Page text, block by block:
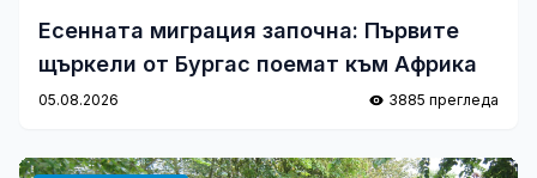
Есенната миграция започна: Първите
щъркели от Бургас поемат към Африка
05.08.2026 3885 прегледа